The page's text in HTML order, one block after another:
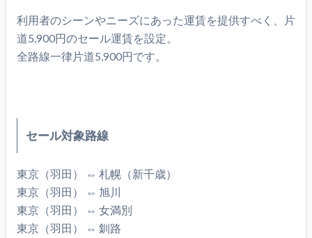
利用者のシーンやニーズにあった運賃を提供すべく、片
道5,900円のセール運賃を設定。
全路線一律片道5,900円です。
セール対象路線
東京（羽田） ⇔ 札幌（新千歳）
東京（羽田） ⇔ 旭川
東京（羽田） ⇔ 女満別
東京（羽田） ⇔ 釧路